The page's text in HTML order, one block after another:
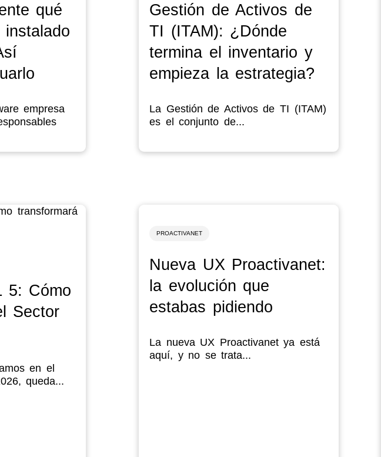
qué
empresa
Gestión de Activos de
TI (ITAM): ¿Dónde
termina el inventario y
empieza la estrategia?
La Gestión de Activos de TI (ITAM)
es el conjunto de...
5: Cómo
Sector
en el
queda...
PROACTIVANET
Nueva UX Proactivanet:
la evolución que
estabas pidiendo
La nueva UX Proactivanet ya está
aquí, y no se trata...